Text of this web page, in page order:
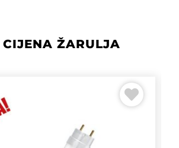
ŽARULJA